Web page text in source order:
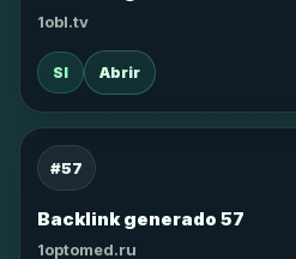
1obl.tv
SI Abrir
#57
Backlink generado 57
1optomed.ru